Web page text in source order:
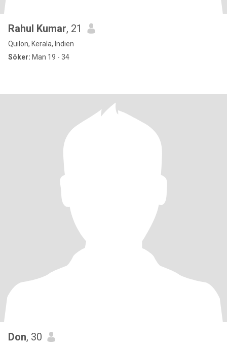
Rahul Kumar, 21
Quilon, Kerala, Indien
Söker: Man 19 - 34
Don, 30